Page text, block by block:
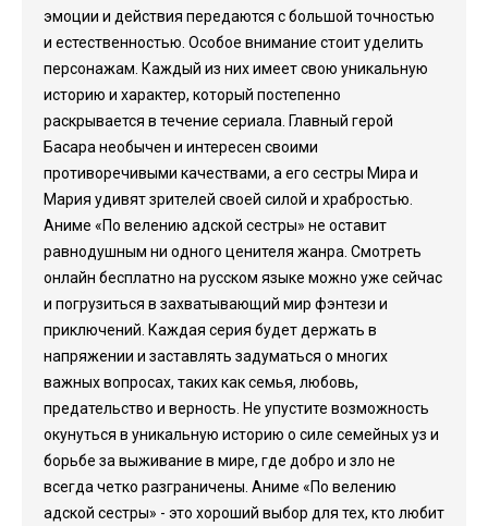
эмоции и действия передаются с большой точностью
и естественностью. Особое внимание стоит уделить
персонажам. Каждый из них имеет свою уникальную
историю и характер, который постепенно
раскрывается в течение сериала. Главный герой
Басара необычен и интересен своими
противоречивыми качествами, а его сестры Мира и
Мария удивят зрителей своей силой и храбростью.
Аниме «По велению адской сестры» не оставит
равнодушным ни одного ценителя жанра. Смотреть
онлайн бесплатно на русском языке можно уже сейчас
и погрузиться в захватывающий мир фэнтези и
приключений. Каждая серия будет держать в
напряжении и заставлять задуматься о многих
важных вопросах, таких как семья, любовь,
предательство и верность. Не упустите возможность
окунуться в уникальную историю о силе семейных уз и
борьбе за выживание в мире, где добро и зло не
всегда четко разграничены. Аниме «По велению
адской сестры» - это хороший выбор для тех, кто любит